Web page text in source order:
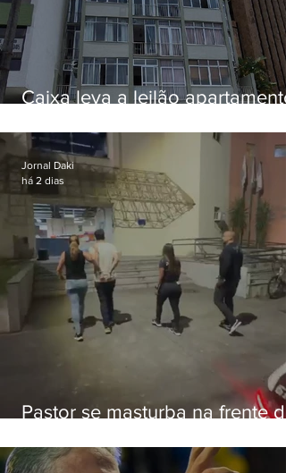
Caixa leva a leilão apartamento
Botafogo
Pastor se masturba na frente de
Jornal Daki
há 2 dias